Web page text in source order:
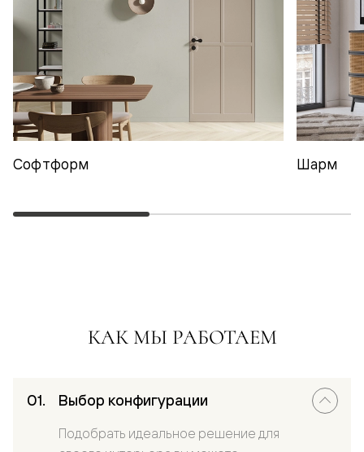
Софтформ Шарм
КАК МЫ РАБОТАЕМ
Выбор конфигурации
Подобрать идеальное решение для